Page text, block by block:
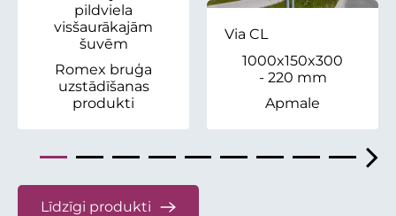
pildviela
visšaurākajām
šuvēm
Romex bruģa
uzstādīšanas
produkti
Via CL
1000x150x300
- 220 mm
Apmale
Līdzīgi produkti